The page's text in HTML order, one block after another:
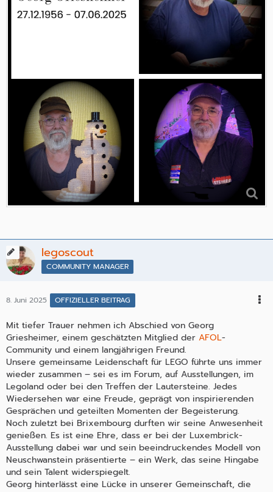
legoscout
COMMUNITY MANAGER
8. Juni 2025 OFFIZIELLER BEITRAG
Mit tiefer Trauer nehmen ich Abschied von Georg
Griesheimer, einem geschätzten Mitglied der AFOL-
Community und einem langjährigen Freund.
Unsere gemeinsame Leidenschaft für LEGO führte uns immer
wieder zusammen – sei es im Forum, auf Ausstellungen, im
Legoland oder bei den Treffen der Lautersteine. Jedes
Wiedersehen war eine Freude, geprägt von inspirierenden
Gesprächen und geteilten Momenten der Begeisterung.
Noch zuletzt bei Brixembourg durften wir seine Anwesenheit
genießen. Es ist eine Ehre, dass er bei der Luxembrick-
Ausstellung dabei war und sein beeindruckendes Modell von
Neuschwanstein präsentierte – ein Werk, das seine Hingabe
und sein Talent widerspiegelt.
Georg hinterlässt eine Lücke in unserer Gemeinschaft, die